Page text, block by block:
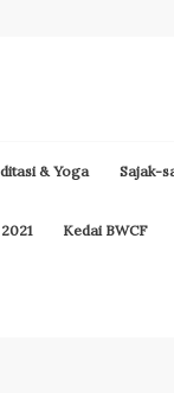
& Yoga Sajak-
Kedai BWCF